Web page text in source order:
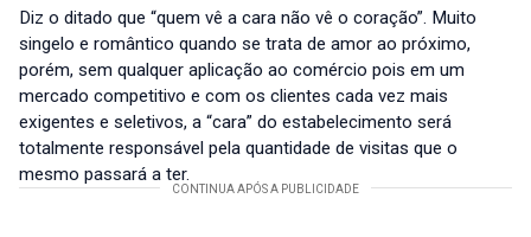
Diz o ditado que “quem vê a cara não vê o coração”. Muito
singelo e romântico quando se trata de amor ao próximo,
porém, sem qualquer aplicação ao comércio pois em um
mercado competitivo e com os clientes cada vez mais
exigentes e seletivos, a “cara” do estabelecimento será
totalmente responsável pela quantidade de visitas que o
mesmo passará a ter.